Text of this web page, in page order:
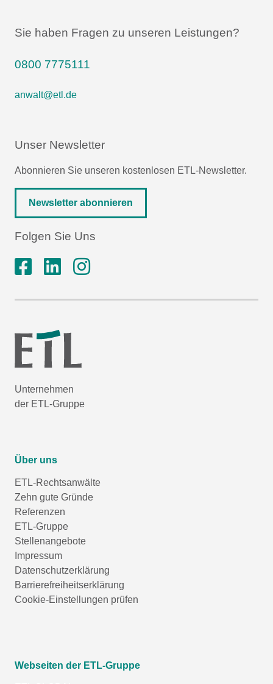
Sie haben Fragen zu unseren Leistungen?
0800 7775111
anwalt@etl.de
Unser Newsletter
Abonnieren Sie unseren kostenlosen ETL-Newsletter.
Newsletter abonnieren
Folgen Sie Uns
Unternehmen
der ETL-Gruppe
Über uns
ETL-Rechtsanwälte
Zehn gute Gründe
Referenzen
ETL-Gruppe
Stellenangebote
Impressum
Datenschutzerklärung
Barrierefreiheitserklärung
Cookie-Einstellungen prüfen
Webseiten der ETL-Gruppe